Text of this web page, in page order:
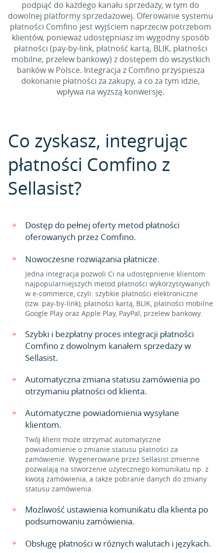
podpiąć do każdego kanału sprzedaży, w tym do
dowolnej platformy sprzedażowej. Oferowanie systemu
płatności Comfino jest wyjściem naprzeciw potrzebom
klientów, ponieważ udostępniasz im wygodny sposób
płatności (pay-by-link, płatność kartą, BLIK, płatności
mobilne, przelew bankowy) z dostępem do wszystkich
banków w Polsce. Integracja z Comfino przyspiesza
dokonanie płatności za zakupy, a co za tym idzie,
wpływa na wyższą konwersję.
Co zyskasz, integrując
płatności Comfino z
Sellasist?
Dostęp do pełnej oferty metod płatności
oferowanych przez Comfino.
Nowoczesne rozwiązania płatnicze.
Jedna integracja pozwoli Ci na udostępnienie klientom
najpopularniejszych metod płatności wykorzystywanych
w e-commerce, czyli: szybkie płatności elektroniczne
(tzw. pay-by-link), płatności kartą, BLIK, płatności mobilne
Google Play oraz Apple Play, PayPal, przelew bankowy.
Szybki i bezpłatny proces integracji płatności
Comfino z dowolnym kanałem sprzedaży w
Sellasist.
Automatyczna zmiana statusu zamówienia po
otrzymaniu płatności od klienta.
Automatyczne powiadomienia wysyłane
klientom.
Twój klient może otrzymać automatyczne
powiadomienie o zmianie statusu płatności za
zamówienie. Wygenerowane przez Sellasist zmienne
pozwalają na stworzenie użytecznego komunikatu np. z
kwotą zamówienia, a także pobranie danych do zmiany
statusu zamówienia.
Możliwość ustawienia komunikatu dla klienta po
podsumowaniu zamówienia.
Obsługę płatności w różnych walutach i językach.